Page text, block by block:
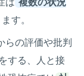
は 複数の状況
す。
らの評価や批判
する、人と接